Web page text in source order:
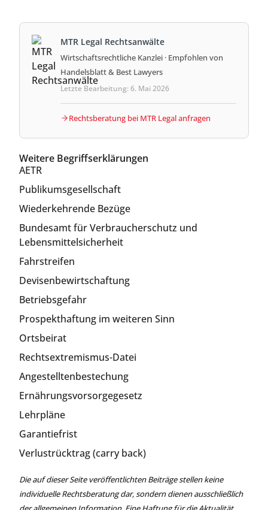
MTR Legal Rechtsanwälte
Wirtschaftsrechtliche Kanzlei · Empfohlen von
Handelsblatt & Best Lawyers
Letzte Bearbeitung: 6. Mai 2026
Rechtsberatung bei MTR Legal anfragen
Weitere Begriffserklärungen
AETR
Publikumsgesellschaft
Wiederkehrende Bezüge
Bundesamt für Verbraucherschutz und
Lebensmittelsicherheit
Fahrstreifen
Devisenbewirtschaftung
Betriebsgefahr
Prospekthaftung im weiteren Sinn
Ortsbeirat
Rechtsextremismus-Datei
Angestelltenbestechung
Ernährungsvorsorgegesetz
Lehrpläne
Garantiefrist
Verlustrücktrag (carry back)
Die auf dieser Seite veröffentlichten Beiträge stellen keine
individuelle Rechtsberatung dar, sondern dienen ausschließlich